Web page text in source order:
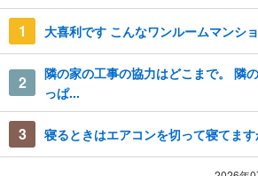
1 大喜利です こんなワンルームマンシ
2
隣の家の工事の協力はどこまで。 隣
っぱ...
3 寝るときはエアコンを切って寝てます